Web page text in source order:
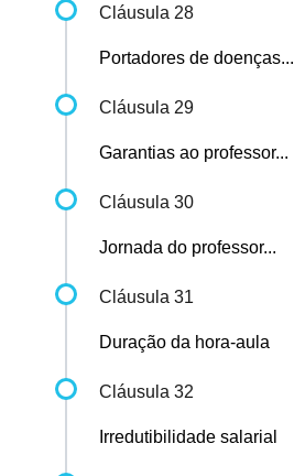
Cláusula 28
Portadores de doenças...
Cláusula 29
Garantias ao professor...
Cláusula 30
Jornada do professor...
Cláusula 31
Duração da hora-aula
Cláusula 32
Irredutibilidade salarial